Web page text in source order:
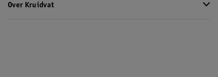
Over Kruidvat